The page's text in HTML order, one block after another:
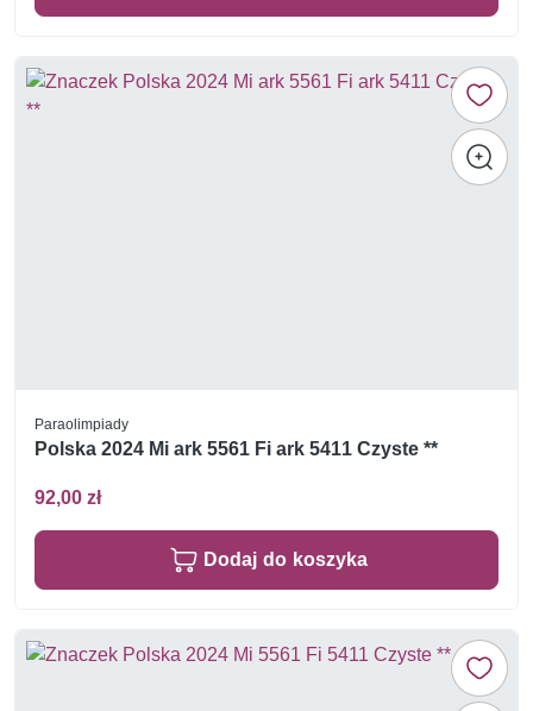
Paraolimpiady
Polska 2024 Mi ark 5561 Fi ark 5411 Czyste **
92,00 zł
Dodaj do koszyka